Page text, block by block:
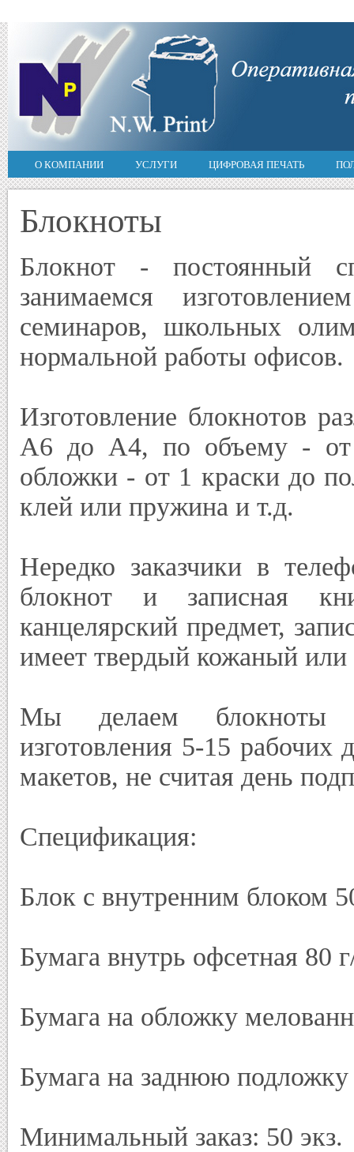
О КОМПАНИИ УСЛУГИ ЦИФРОВАЯ ПЕЧАТЬ
Блокноты
Блокнот - постоянный
занимаемся
семинаров, школьных
нормальной работы офисов.
Изготовление блокнотов
А6 до А4, по объему - от
обложки - от 1 краски до
клей или пружина и т.д.
Нередко заказчики в
блокнот и записная
канцелярский предмет,
имеет твердый кожаный
Мы делаем блокноты
изготовления 5-15 рабочих
макетов, не считая день
Спецификация:
Блок с внутренним блоком
Бумага внутрь офсетная 80
Бумага на обложку
Бумага на заднюю
Минимальный заказ: 50 экз.